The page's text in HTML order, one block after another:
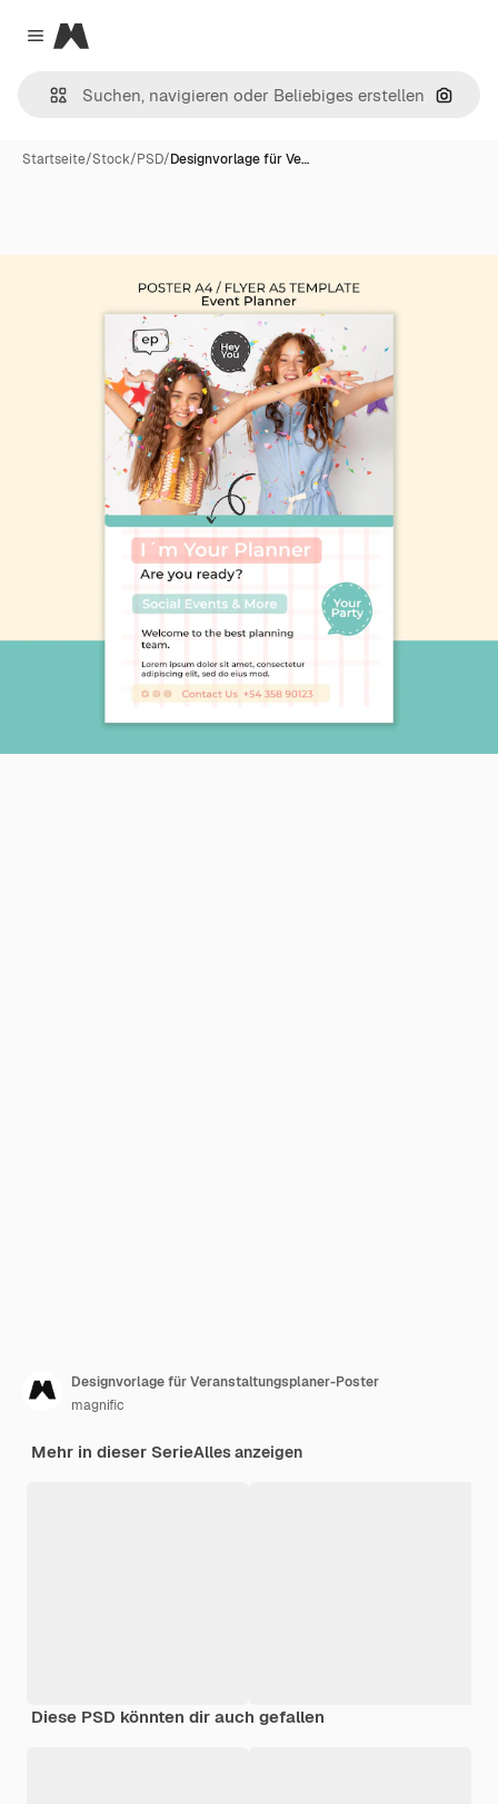
Close menu
Magnific
Nach
Startseite/Stock/PSD/Designvorlage für Ve…
Designvorlage für Veranstaltungsplaner-Poster
magnific
Mehr in dieser SerieAlles anzeigen
Diese PSD könnten dir auch gefallen